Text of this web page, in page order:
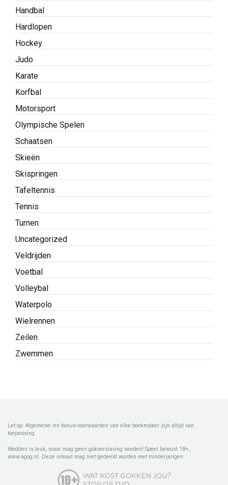
Handbal
Hardlopen
Hockey
Judo
Karate
Korfbal
Motorsport
Olympische Spelen
Schaatsen
Skieën
Skispringen
Tafeltennis
Tennis
Turnen
Uncategorized
Veldrijden
Voetbal
Volleybal
Waterpolo
Wielrennen
Zeilen
Zwemmen
Let op: Algemene- en bonus-voorwaarden van elke bookmaker zijn altijd van
toepassing.
Wedden is leuk, maar mag geen gokverslaving worden! Speel bewust 18+,
www.agog.nl. Deze inhoud mag niet gedeeld worden met minderjarigen.